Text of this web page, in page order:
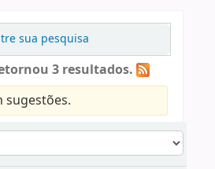
sua pesquisa
3 resultados.
sugestões.